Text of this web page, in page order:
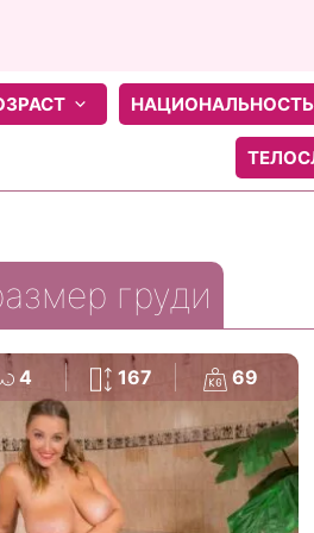
НАЦИОНАЛЬНОСТЬ
груди
4 167 69